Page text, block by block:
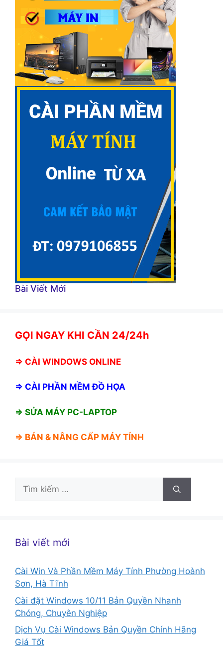
Bài Viết Mới
GỌI NGAY KHI CẦN 24/24h
⇒ CÀI WINDOWS ONLINE
⇒ CÀI PHẦN MỀM ĐỒ HỌA
⇒ SỬA MÁY PC-LAPTOP
⇒ BÁN & NÂNG CẤP MÁY TÍNH
Tìm
Bài viết mới
Cài Win Và Phần Mềm Máy Tính Phường Hoành
Sơn, Hà Tĩnh
Cài đặt Windows 10/11 Bản Quyền Nhanh
Chóng, Chuyên Nghiệp
Dịch Vụ Cài Windows Bản Quyền Chính Hãng
Giá Tốt